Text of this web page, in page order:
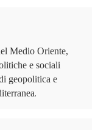
Medio Oriente,
e sociali
geopolitica e
.